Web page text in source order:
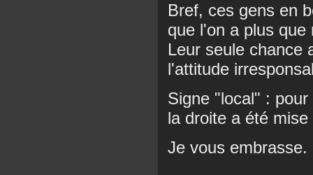
Bref, ces gens en
que l'on a plus
Leur seule chance
l'attitude
Signe "local" :
la droite a été
Je vous embrasse.